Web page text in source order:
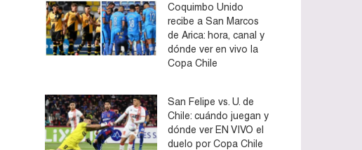
Coquimbo Unido
recibe a San Marcos
de Arica: hora, canal y
dónde ver en vivo la
Copa Chile
San Felipe vs. U. de
Chile: cuándo juegan y
dónde ver EN VIVO el
duelo por Copa Chile